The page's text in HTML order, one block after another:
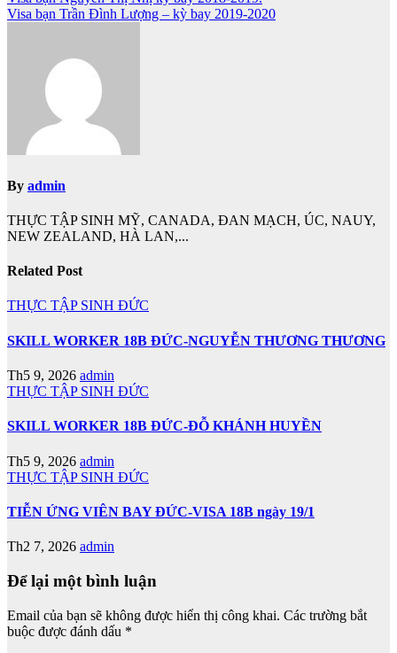
hướng
Visa bạn Trần Đình Lượng – kỳ bay 2019-2020
By admin
THỰC TẬP SINH MỸ, CANADA, ĐAN MẠCH, ÚC, NAUY,
NEW ZEALAND, HÀ LAN,...
Related Post
THỰC TẬP SINH ĐỨC
SKILL WORKER 18B ĐỨC-NGUYỄN THƯƠNG THƯƠNG
Th5 9, 2026 admin
THỰC TẬP SINH ĐỨC
SKILL WORKER 18B ĐỨC-ĐỖ KHÁNH HUYỀN
Th5 9, 2026 admin
THỰC TẬP SINH ĐỨC
TIỄN ỨNG VIÊN BAY ĐỨC-VISA 18B ngày 19/1
Th2 7, 2026 admin
Để lại một bình luận
Email của bạn sẽ không được hiển thị công khai. Các trường bắt
buộc được đánh dấu *